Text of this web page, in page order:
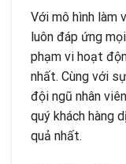
Với mô hình làm
luôn đáp ứng
phạm vi hoạt
nhất. Cùng với
đội ngũ nhân
quý khách hàng
quả nhất.